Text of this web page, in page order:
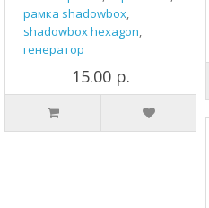
рамка shadowbox,
shadowbox hexagon,
генератор
15.00 р.